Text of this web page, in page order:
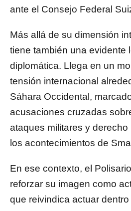
ante el Consejo Federal
Más allá de su dimensión
tiene también una evidente
diplomática. Llega en un
tensión internacional
Sáhara Occidental ,
acusaciones cruzadas
ataques militares y derecho
los acontecimientos de
En ese contexto, el
reforzar su imagen como
que reivindica actuar